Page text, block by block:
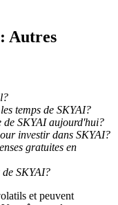
détenteurs de BTR
Autres
temps de SKYAI?
de SKYAI aujourd'hui?
investir dans SKYAI?
gratuites en
SKYAI?
et peuvent